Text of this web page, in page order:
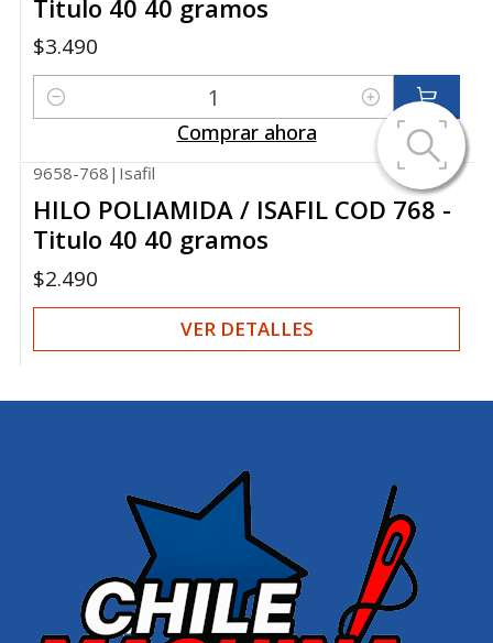
Titulo 40 40 gramos
$3.490
Cantidad
Comprar ahora
Agotado
9658-768 | Isafil
HILO POLIAMIDA / ISAFIL COD 768 -
Titulo 40 40 gramos
$2.490
VER DETALLES